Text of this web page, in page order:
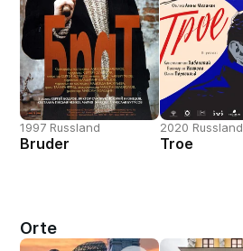
1997 Russland
Bruder
2020 Russland
Troe
Orte